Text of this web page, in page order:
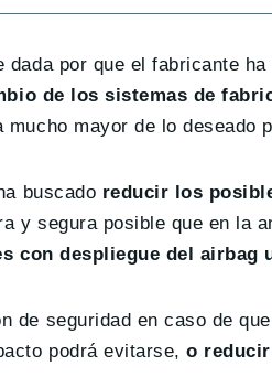
por que el fabricante
de los sistemas de
mayor de lo deseado
buscado reducir los
y segura posible que en la
con despliegue del airbag
de seguridad en caso de
podrá evitarse, o